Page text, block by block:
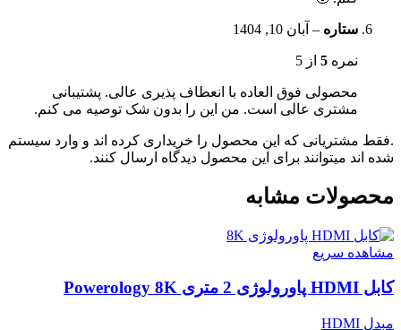
ستاره – آبان 10, 1404
نمره 5 از 5
محصولی فوق العاده با انعطاف پذیری عالی. پشتیبانی
مشتری عالی است. من این را بدون شک توصیه می کنم.
.فقط مشتریانی که این محصول را خریداری کرده اند و وارد سیستم
شده اند میتوانند برای این محصول دیدگاه ارسال کنند.
محصولات مشابه
مشاهده سریع
کابل HDMI پاورولوژی 2 متری Powerology 8K
مبدل HDMI